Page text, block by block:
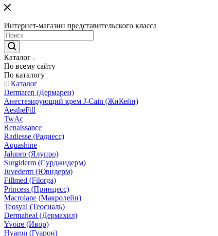
Интернет-магазин представительского класса
Каталог
По всему сайту
По каталогу
Каталог
Dermaren (Дермарен)
Анестезирующий крем J-Cain (ЖиКейн)
AestheFill
TwAc
Renaissance
Radiesse (Радиесс)
Aquashine
Jalupro (Ялупро)
Surgiderm (Сурджидерм)
Juvederm (Ювидерм)
Fillmed (Filorga)
Princess (Принцесс)
Macrolane (Макролейн)
Teosyal (Теосиаль)
Dermaheal (Дермахил)
Yvoire (Ивор)
Hyaron (Гуарон)